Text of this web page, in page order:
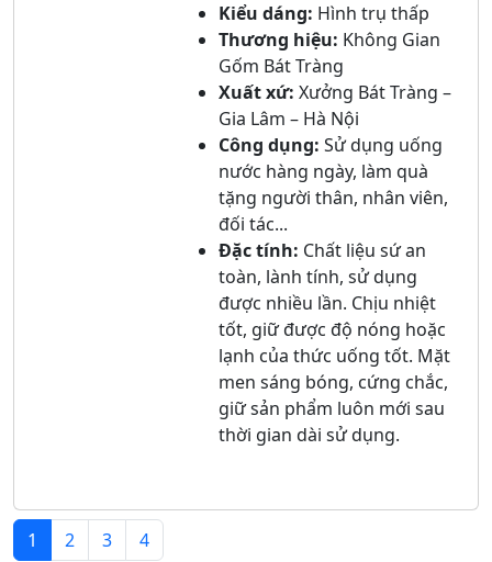
Kiểu dáng: Hình trụ thấp
Thương hiệu: Không Gian
Gốm Bát Tràng
Xuất xứ: Xưởng Bát Tràng –
Gia Lâm – Hà Nội
Công dụng: Sử dụng uống
nước hàng ngày, làm quà
tặng người thân, nhân viên,
đối tác...
Đặc tính: Chất liệu sứ an
toàn, lành tính, sử dụng
được nhiều lần. Chịu nhiệt
tốt, giữ được độ nóng hoặc
lạnh của thức uống tốt. Mặt
men sáng bóng, cứng chắc,
giữ sản phẩm luôn mới sau
thời gian dài sử dụng.
1 2 3 4